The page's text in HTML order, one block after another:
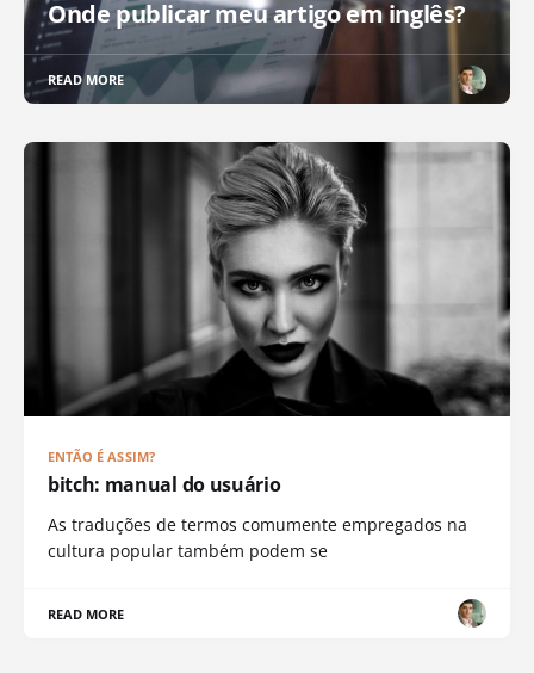
Onde publicar meu artigo em inglês?
READ MORE
ENTÃO É ASSIM?
bitch: manual do usuário
As traduções de termos comumente empregados na
cultura popular também podem se
READ MORE